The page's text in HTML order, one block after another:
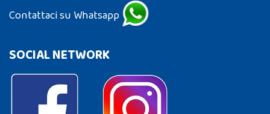
Contattaci su Whatsapp
SOCIAL NETWORK